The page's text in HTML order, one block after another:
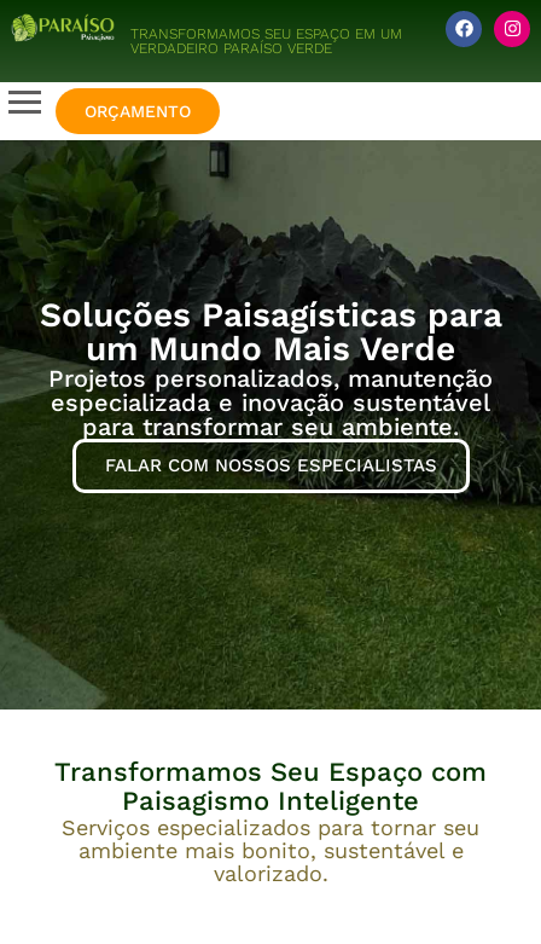
TRANSFORMAMOS SEU ESPAÇO EM UM
VERDADEIRO PARAÍSO VERDE
ORÇAMENTO
Soluções Paisagísticas para
um Mundo Mais Verde
Projetos personalizados, manutenção
especializada e inovação sustentável
para transformar seu ambiente.
FALAR COM NOSSOS ESPECIALISTAS
Transformamos Seu Espaço com
Paisagismo Inteligente
Serviços especializados para tornar seu
ambiente mais bonito, sustentável e
valorizado.